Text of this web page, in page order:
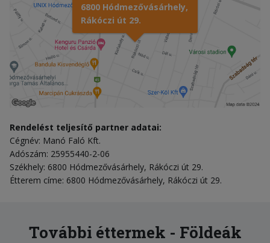
6800 Hódmezővásárhely,
Rákóczi út 29.
Rendelést teljesítő partner adatai:
Cégnév: Manó Faló Kft.
Adószám: 25955440-2-06
Székhely: 6800 Hódmezővásárhely, Rákóczi út 29.
Étterem címe: 6800 Hódmezővásárhely, Rákóczi út 29.
További éttermek - Földeák